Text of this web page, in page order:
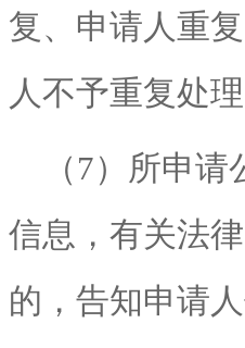
复、申请人重
人不予重复处
（ 7）所申请
信息，有关法
的，告知申请